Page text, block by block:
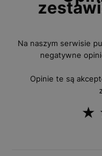
Na naszym serwisie
negatywne
Opinie te są